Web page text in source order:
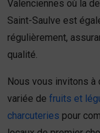
Valenciennes où la
Saint-Saulve est
régulièrement,
qualité.
Nous vous invitons à
variée de fruits et
charcuteries pour